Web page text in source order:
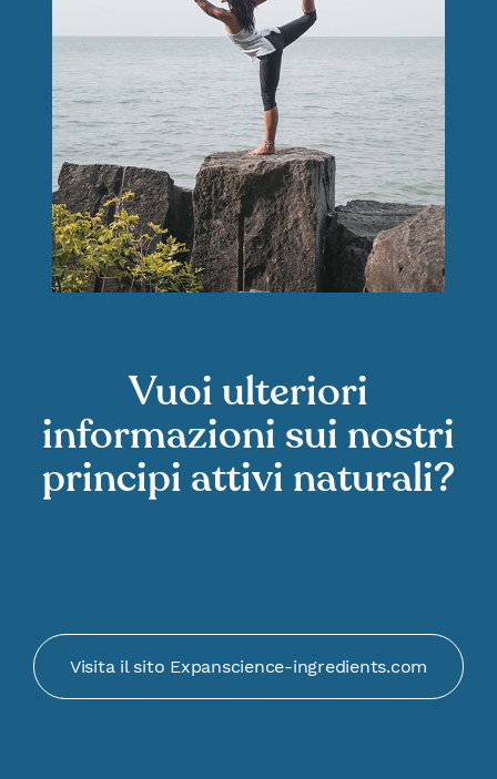
Vuoi ulteriori
informazioni sui nostri
principi attivi naturali?
Visita il sito Expanscience-ingredients.com